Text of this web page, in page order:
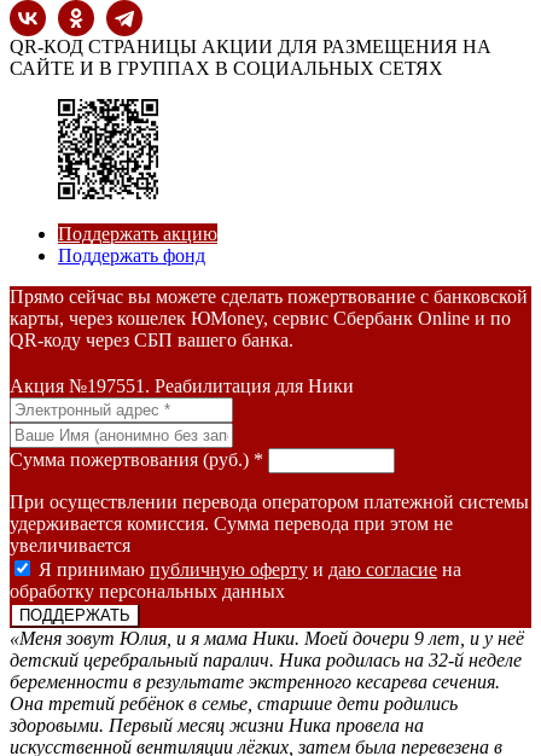
QR-КОД СТРАНИЦЫ АКЦИИ ДЛЯ РАЗМЕЩЕНИЯ НА
САЙТЕ И В ГРУППАХ В СОЦИАЛЬНЫХ СЕТЯХ
Поддержать акцию
Поддержать фонд
Прямо сейчас вы можете сделать пожертвование с банковской
карты, через кошелек ЮMoney, сервис Сбербанк Online и по
QR-коду через СБП вашего банка.
Акция №197551. Реабилитация для Ники
Сумма пожертвования (руб.) *
При осуществлении перевода оператором платежной системы
удерживается комиссия. Сумма перевода при этом не
увеличивается
Я принимаю публичную оферту и даю согласие на
обработку персональных данных
«Меня зовут Юлия, и я мама Ники. Моей дочери 9 лет, и у неё
детский церебральный паралич. Ника родилась на 32-й неделе
беременности в результате экстренного кесарева сечения.
Она третий ребёнок в семье, старшие дети родились
здоровыми. Первый месяц жизни Ника провела на
искусственной вентиляции лёгких, затем была перевезена в